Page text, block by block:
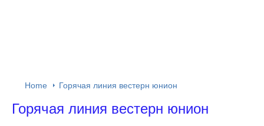
Home Горячая линия вестерн юнион
Горячая линия вестерн юнион